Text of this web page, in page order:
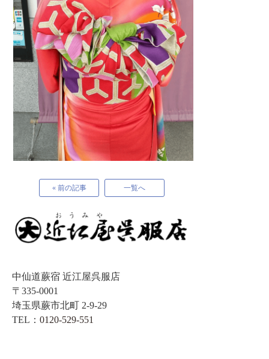
« 前の記事 一覧へ
中仙道蕨宿 近江屋呉服店
〒335-0001
埼玉県蕨市北町 2-9-29
TEL： 0120-529-551